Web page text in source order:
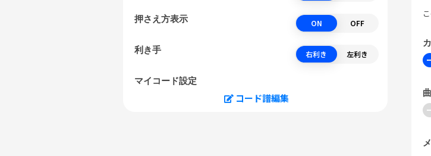
押さえ方表示 ON OFF
利き手 右利き 左利き
マイコード設定
コード譜編集